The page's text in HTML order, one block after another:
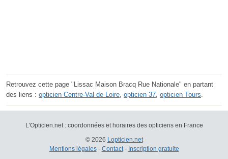
Retrouvez cette page "Lissac Maison Bracq Rue Nationale" en partant
des liens : opticien Centre-Val de Loire opticien 37 opticien Tours
L'Opticien.net : coordonnées et horaires des opticiens en France
© 2026 Lopticien.net
Mentions légales- Contact- Inscription gratuite